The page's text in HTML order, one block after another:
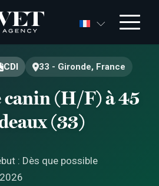
CDI 33 - Gironde, France
(H/F) à 45
(33)
: Dès que possible